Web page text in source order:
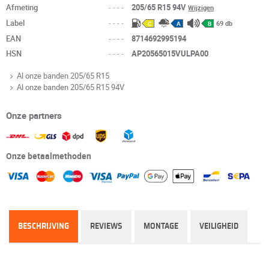
Afmeting
---- 205/65 R15 94VWijzigen
Label ---- C A B 69 db
EAN ----
8714692995194
HSN
---- AP20565015VULPA00
Al onze banden 205/65 R15
Al onze banden 205/65 R15 94V
Onze partners
Onze betaalmethoden
BESCHRIJVING REVIEWS MONTAGE VEILIGHEID